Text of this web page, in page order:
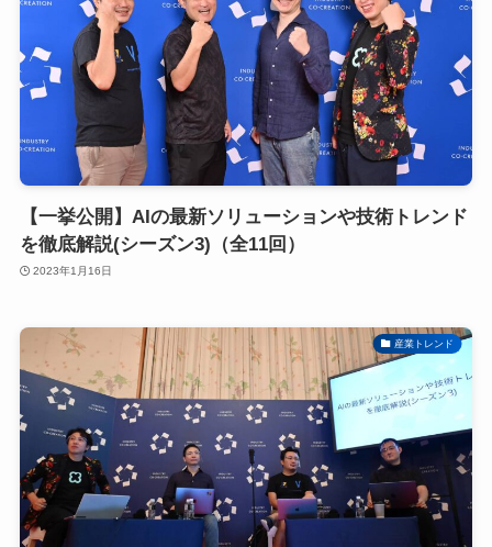
【一挙公開】AIの最新ソリューションや技術トレンド
を徹底解説(シーズン3)（全11回）
2023年1月16日
産業トレンド